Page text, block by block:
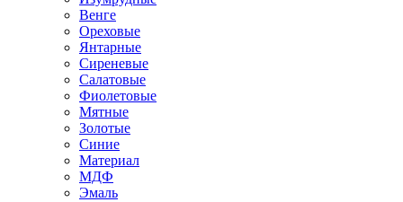
Венге
Ореховые
Янтарные
Сиреневые
Салатовые
Фиолетовые
Мятные
Золотые
Синие
Материал
МДФ
Эмаль